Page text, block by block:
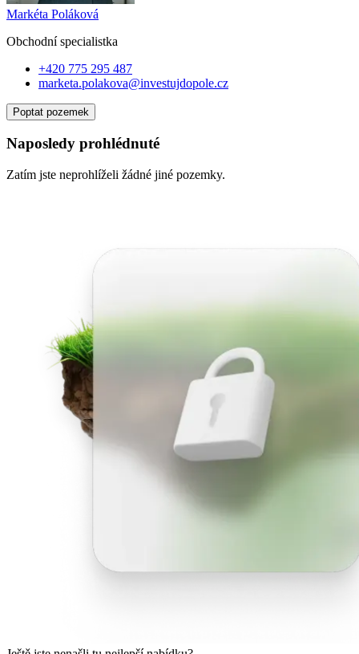
Markéta Poláková
Obchodní specialistka
+420 775 295 487
marketa.polakova@investujdopole.cz
Poptat pozemek
Naposledy prohlédnuté
Zatím jste neprohlíželi žádné jiné pozemky.